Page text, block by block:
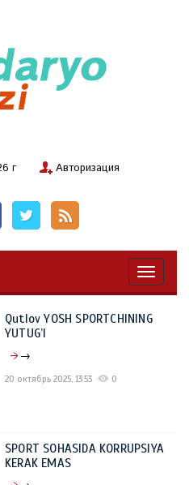
г Авторизация
Qutlov YOSH SPORTCHINING
YUTUG’I
→
20 октябрь 2025, 13:53 0
SPORT SOHASIDA KORRUPSIYA
KERAK EMAS